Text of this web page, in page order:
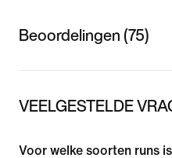
Beoordelingen (75)
VEELGESTELDE
Voor welke soorten runs